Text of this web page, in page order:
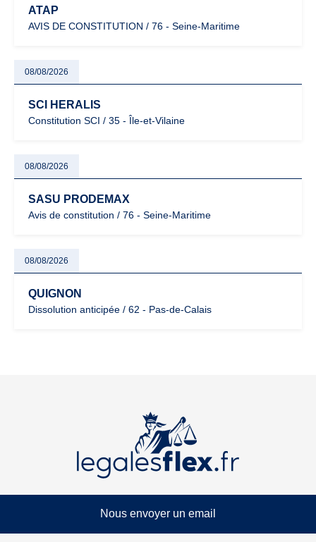
ATAP
AVIS DE CONSTITUTION / 76 - Seine-Maritime
08/08/2026
SCI HERALIS
Constitution SCI / 35 - Île-et-Vilaine
08/08/2026
SASU PRODEMAX
Avis de constitution / 76 - Seine-Maritime
08/08/2026
QUIGNON
Dissolution anticipée / 62 - Pas-de-Calais
Nous envoyer un email